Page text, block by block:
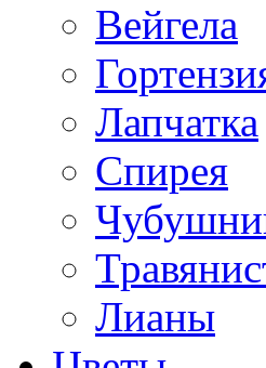
Вейгела
Лапчатка
Спирея
Лианы